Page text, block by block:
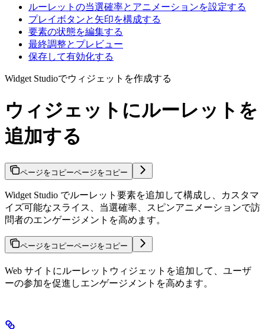
ルーレットの当選確率とアニメーションを設定する
プレイボタンと矢印を構成する
要素の状態を編集する
最終調整とプレビュー
保存して有効化する
Widget Studioでウィジェットを作成する
ウィジェットにルーレットを
追加する
ページをコピーページをコピー
Widget Studio でルーレット要素を追加して構成し、カスタマ
イズ可能なスライス、当選確率、スピンアニメーションで訪
問者のエンゲージメントを高めます。
ページをコピーページをコピー
Web サイトにルーレットウィジェットを追加して、ユーザ
ーの参加を促進しエンゲージメントを高めます。